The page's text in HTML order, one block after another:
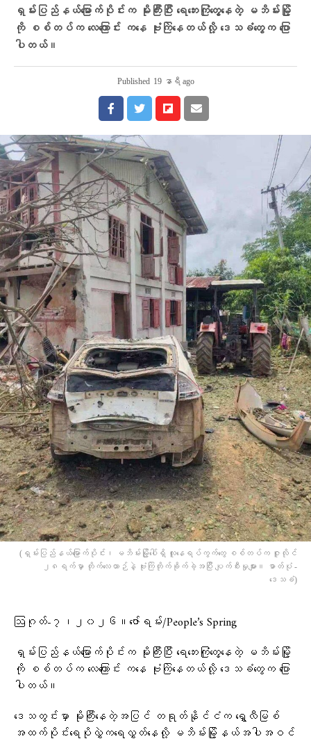
ရှမ်းပြည်နယ်မြောက်ပိုင်းက မိုးကြီးပြီး ရေဘေးကြုံတွေ့နေတဲ့ မဘိမ်းမြို့
ကို စစ်တပ်က လေကြောင်း ကနေ ဗုံးကြဲနေတယ်လို့ ဒေသခံတွေက ပြော
ပါတယ်။
Published 19 နာရီ ago
(ရှမ်းပြည်နယ်မြောက်ပိုင်း၊ မဘိမ်းမြို့ပေါ်ရှိ လူနေရပ်ကွက်တွေ စစ်တပ်က ဇူလိုင်
၂၈ရက်မှာ တိုက်လေယာဉ်နဲ့ ဗုံးကြဲတိုက်ခိုက်ခဲ့အပြီး ပျက်စီးမှုများ။ ဓာတ်ပုံ -
ဒေသခံ)
ဩဂုတ်-၇၊၂၀၂၆။ဇော်ရမ်း/People’s Spring
ရှမ်းပြည်နယ်မြောက်ပိုင်းက မိုးကြီးပြီး ရေဘေးကြုံတွေ့နေတဲ့ မဘိမ်းမြို့
ကို စစ်တပ်က လေကြောင်း ကနေ ဗုံးကြဲနေတယ်လို့ ဒေသခံတွေက ပြော
ပါတယ်။
ဒေသတွင်းမှာ မိုးကြီးနေတဲ့အပြင် တရုတ်နိုင်ငံက ရွှေလီမြစ်
အထက်ပိုင်းရေပိုလွှဲက​ရေလွှတ်နေလို့ မဘိမ်းမြို့နယ်အပါအဝင်